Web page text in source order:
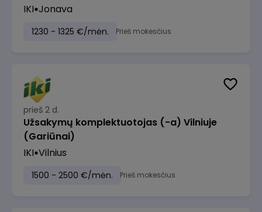
IKI Jonava
1230 - 1325 €/mėn. Prieš mokesčius
prieš 2 d.
Užsakymų komplektuotojas (-a) Vilniuje
(Gariūnai)
IKI Vilnius
1500 - 2500 €/mėn. Prieš mokesčius